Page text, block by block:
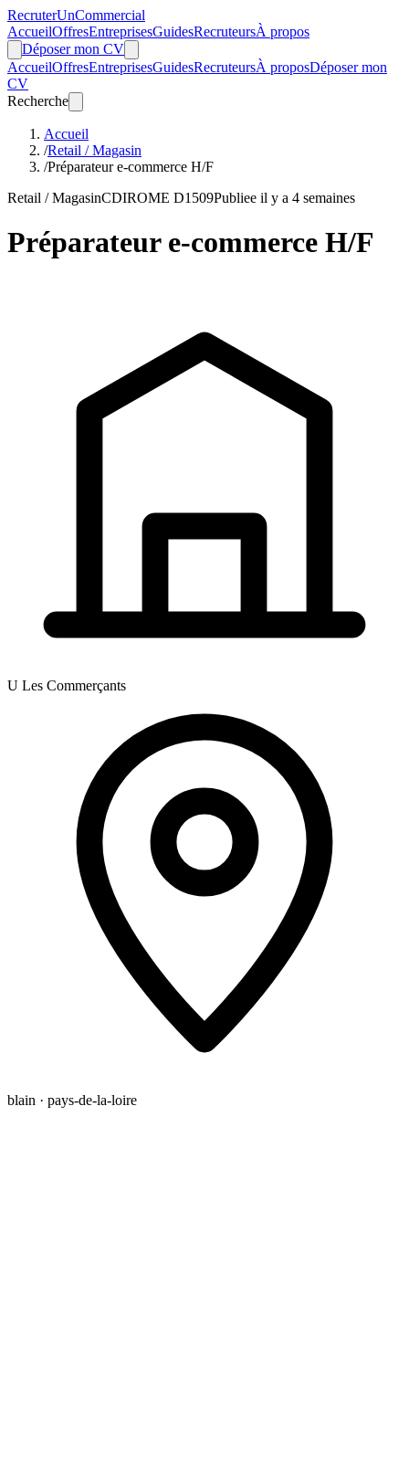
RecruterUnCommercial
AccueilOffresEntreprisesGuidesRecruteursÀ propos
Déposer mon CV
AccueilOffresEntreprisesGuidesRecruteursÀ proposDéposer mon
CV
Recherche
Accueil
/Retail / Magasin
/Préparateur e-commerce H/F
Retail / MagasinCDIROME D1509Publiee il y a 4 semaines
Préparateur e-commerce H/F
U Les Commerçants
blain · pays-de-la-loire